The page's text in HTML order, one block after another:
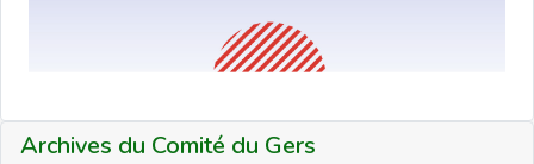
Archives du Comité du Gers